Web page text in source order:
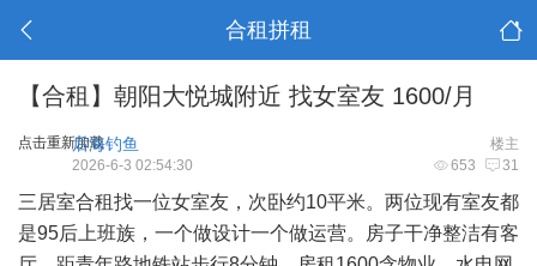
合租拼租
【合租】朝阳大悦城附近 找女室友 1600/月
点击重新加载 楼主
后海钓鱼
653 31
2026-6-3 02:54:30
三居室合租找一位女室友，次卧约10平米。两位现有室友都
是95后上班族，一个做设计一个做运营。房子干净整洁有客